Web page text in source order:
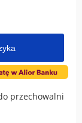
przechowalni